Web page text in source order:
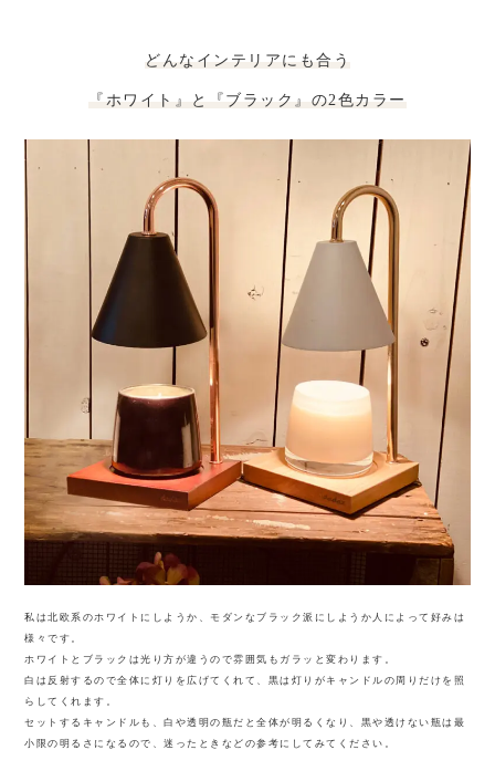
どんなインテリアにも合う
『ホワイト』と『ブラック』の2色カラー
私は北欧系のホワイトにしようか、モダンなブラック派にしようか人によって好みは
様々です。
ホワイトとブラックは光り方が違うので雰囲気もガラッと変わります。
白は反射するので全体に灯りを広げてくれて、黒は灯りがキャンドルの周りだけを照
らしてくれます。
セットするキャンドルも、白や透明の瓶だと全体が明るくなり、黒や透けない瓶は最
小限の明るさになるので、迷ったときなどの参考にしてみてください。